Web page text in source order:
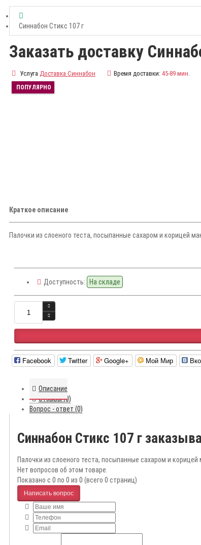
Синнабон Стикс 107 г
Заказать доставку
Услуга Доставка Синнабон Время доставки: 45-89 мин.
ПОПУЛЯРНО
Краткое описание
Палочки из слоеного теста, посыпанные сахаром и корицей
Доступность: На складе
Facebook Twitter Google+ Мой Мир
Описание
Отзывы (0)
Вопрос - ответ (0)
Синнабон Стикс 107 г
Палочки из слоеного теста, посыпанные сахаром и
Нет вопросов об этом товаре.
Показано с 0 по 0 из 0 (всего 0 страниц)
Написать вопрос